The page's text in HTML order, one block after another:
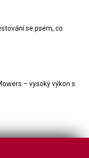
se psem, co
– vysoký výkon s